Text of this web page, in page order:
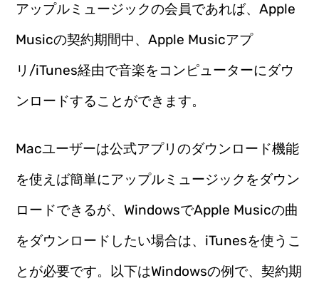
アップルミュージックの会員であれば、Apple
Musicの契約期間中、Apple Musicアプ
リ/iTunes経由で音楽をコンピューターにダウ
ンロードすることができます。
Macユーザーは公式アプリのダウンロード機能
を使えば簡単にアップルミュージックをダウン
ロードできるが、WindowsでApple Musicの曲
をダウンロードしたい場合は、iTunesを使うこ
とが必要です。以下はWindowsの例で、契約期